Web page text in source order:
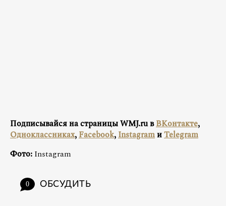
Подписывайся на страницы WMJ.ru вВКонтакте,
Одноклассниках,Facebook,InstagramиTelegram
Фото: Instagram
0 ОБСУДИТЬ